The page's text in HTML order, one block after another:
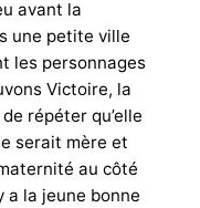
avant la
une petite ville
les personnages
Victoire, la
répéter qu’elle
serait mère et
au côté
a la jeune bonne